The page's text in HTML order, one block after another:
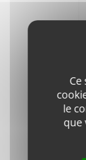
Ce
le
que